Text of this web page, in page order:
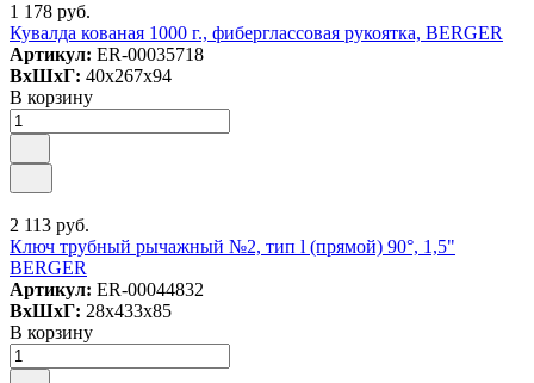
1 178 руб.
Кувалда кованая 1000 г., фиберглассовая рукоятка, BERGER
Артикул: ER-00035718
ВxШxГ: 40x267x94
В корзину
2 113 руб.
Ключ трубный рычажный №2, тип l (прямой) 90°, 1,5"
BERGER
Артикул: ER-00044832
ВxШxГ: 28x433x85
В корзину